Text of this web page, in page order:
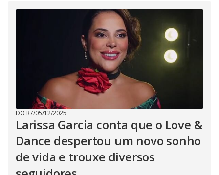
DO R7/05/12/2025
Larissa Garcia conta que o Love &
Dance despertou um novo sonho
de vida e trouxe diversos